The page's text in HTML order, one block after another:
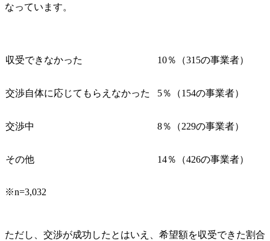
なっています。
収受できなかった 10％（315の事業者）
交渉自体に応じてもらえなかった 5％（154の事業者）
交渉中 8％（229の事業者）
その他 14％（426の事業者）
※n=3,032
ただし、交渉が成功したとはいえ、希望額を収受できた割合